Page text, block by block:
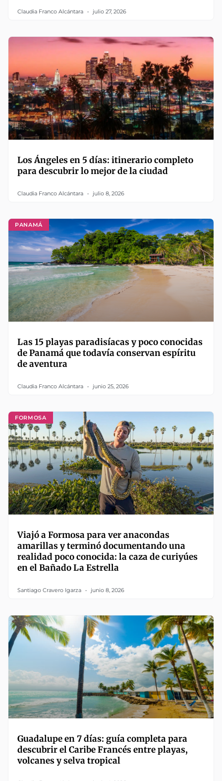
Claudia Franco Alcántara julio 27, 2026
Los Ángeles en 5 días: itinerario completo
para descubrir lo mejor de la ciudad
Claudia Franco Alcántara julio 8, 2026
PANAMÁ
Las 15 playas paradisíacas y poco conocidas
de Panamá que todavía conservan espíritu
de aventura
Claudia Franco Alcántara junio 25, 2026
FORMOSA
Viajó a Formosa para ver anacondas
amarillas y terminó documentando una
realidad poco conocida: la caza de curiyúes
en el Bañado La Estrella
Santiago Cravero Igarza junio 8, 2026
Guadalupe en 7 días: guía completa para
descubrir el Caribe Francés entre playas,
volcanes y selva tropical